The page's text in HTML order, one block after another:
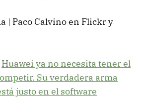
| Paco Calvino en Flickr y
Huawei ya no necesita tener el
Su verdadera arma
justo en el software